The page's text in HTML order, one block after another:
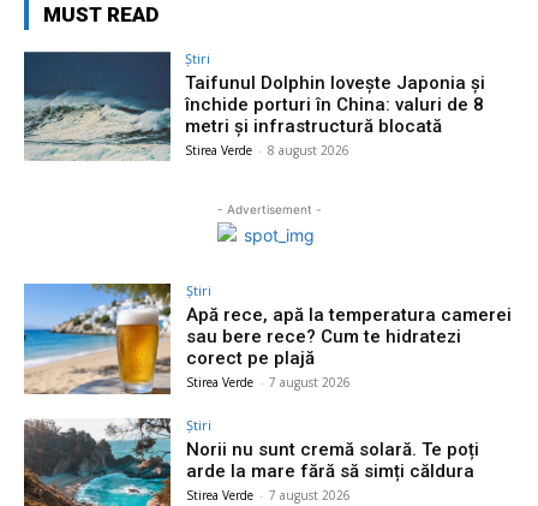
MUST READ
Știri
Taifunul Dolphin lovește Japonia și
închide porturi în China: valuri de 8
metri și infrastructură blocată
Stirea Verde - 8 august 2026
- Advertisement -
Știri
Apă rece, apă la temperatura camerei
sau bere rece? Cum te hidratezi
corect pe plajă
Stirea Verde - 7 august 2026
Știri
Norii nu sunt cremă solară. Te poți
arde la mare fără să simți căldura
Stirea Verde - 7 august 2026